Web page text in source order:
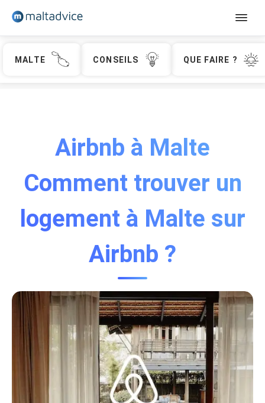
Séjours linguistiques
Adultes - St Julian's
Contact
Devis
Français
MALTE CONSEILS QUE FAIRE ?
Airbnb à Malte
Comment trouver un
logement à Malte sur
Airbnb ?